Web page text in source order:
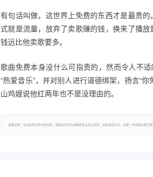
有句话叫做，这世界上免费的东西才是最贵
式就是流量，放弃了卖歌赚的钱，换来了播
钱远比他卖歌要多。
歌曲免费本身没什么可指责的，然而令人不适
“热爱音乐”，并对别人进行道德绑架，扬言“
山鸡嫂说他红两年也不是没理由的。
郑重声明：本文版权归原作者所有，转载文章仅为传播更多信息之目的，如有侵权行为，请第一时间联系我们修